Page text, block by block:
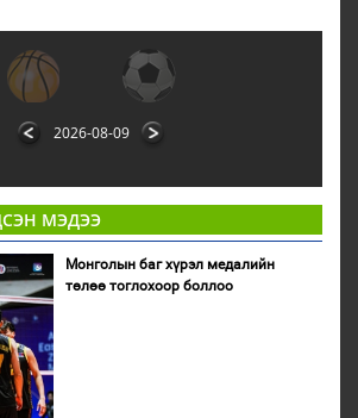
2026-08-09
МЭДЭЭ
Монголын баг хүрэл медалийн
төлөө тоглохоор боллоо